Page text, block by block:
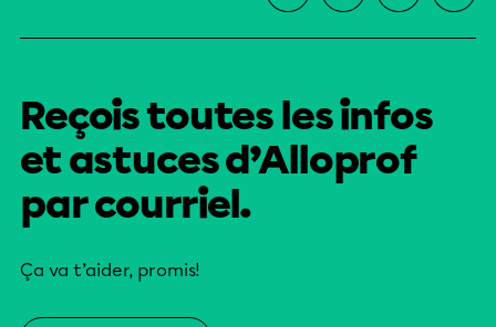
Reçois toutes les infos
et astuces d’Alloprof
par courriel.
Ça va t’aider, promis!